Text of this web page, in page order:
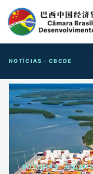
NOTÍCIAS · CBCDE
NOTíCIAS · 03/11/